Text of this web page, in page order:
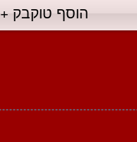
הוסף טוקבק +